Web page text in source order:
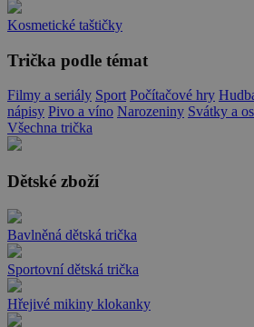
Kosmetické taštičky
Trička podle témat
Filmy a seriály Sport Počítačové hry
nápisy Pivo a víno Narozeniny Svátky a
Všechna trička
Dětské zboží
Bavlněná dětská trička
Sportovní dětská trička
Hřejivé mikiny klokanky